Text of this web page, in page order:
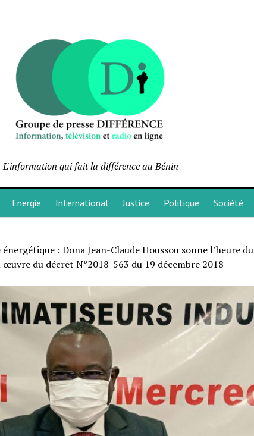
L'information qui fait la différence au Bénin
Energie International Justice Politique Société
: Dona Jean-Claude Houssou sonne l’heure du
œuvre du décret N°2018-563 du 19 décembre 2018